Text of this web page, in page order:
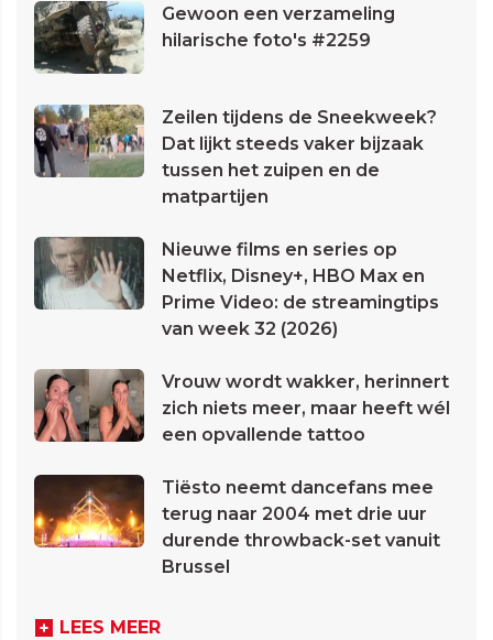
Gewoon een verzameling
hilarische foto's #2259
Zeilen tijdens de Sneekweek?
Dat lijkt steeds vaker bijzaak
tussen het zuipen en de
matpartijen
Nieuwe films en series op
Netflix, Disney+, HBO Max en
Prime Video: de streamingtips
van week 32 (2026)
Vrouw wordt wakker, herinnert
zich niets meer, maar heeft wél
een opvallende tattoo
Tiësto neemt dancefans mee
terug naar 2004 met drie uur
durende throwback-set vanuit
Brussel
LEES MEER